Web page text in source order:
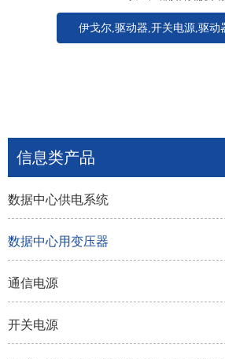
伊戈尔,驱动器,开关电源,驱动
信息类产品
数据中心供电系统
数据中心用变压器
通信电源
开关电源